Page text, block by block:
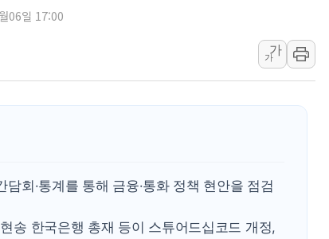
이성훈 LH 사장 "서
KT&G, 상반기 역대
에이루트, 글로벌 리테
[뉴스핌 뉴스레터
여권 내부서도 제기되
[단독] "입주민 갑질
06일 17:00
가
가
회·통계를 통해 금융·통화 정책 현안을 점검
송 한국은행 총재 등이 스튜어드십코드 개정,